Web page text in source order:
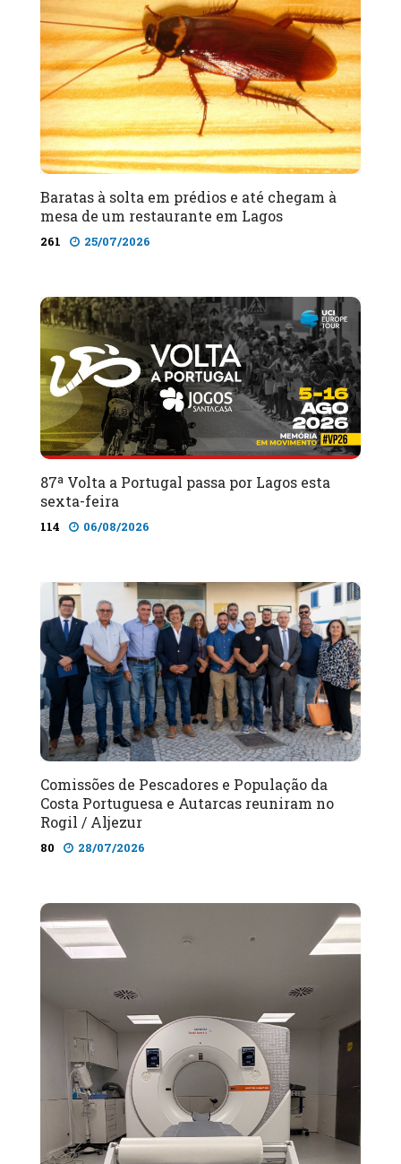
Baratas à solta em prédios e até chegam à
mesa de um restaurante em Lagos
261 25/07/2026
87ª Volta a Portugal passa por Lagos esta
sexta-feira
114 06/08/2026
Comissões de Pescadores e População da
Costa Portuguesa e Autarcas reuniram no
Rogil / Aljezur
80 28/07/2026